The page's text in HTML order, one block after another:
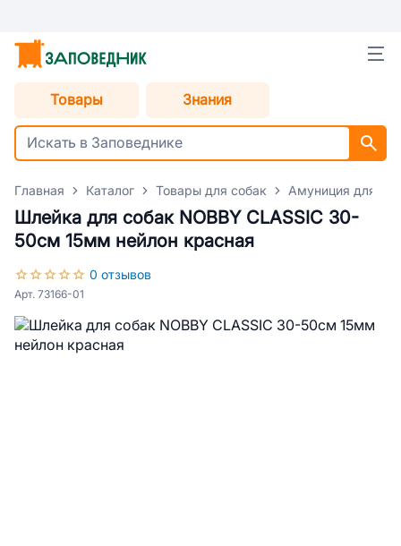
Товары Знания
Главная Каталог Товары для собак Амуниция для
Шлейка для собак NOBBY CLASSIC 30-
50см 15мм нейлон красная
0 отзывов
Арт. 73166-01